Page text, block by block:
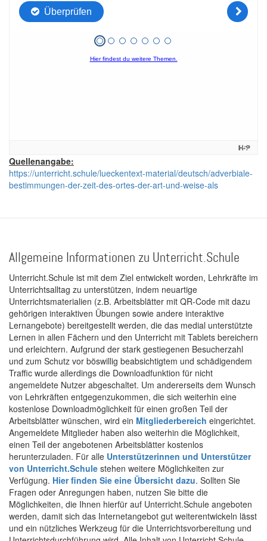
Quellenangabe:
https://unterricht.schule/lueckentext-material/deutsch/adverbiale-
bestimmungen-der-zeit-des-ortes-der-art-und-weise-als
Allgemeine Informationen zu Unterricht.Schule
Unterricht.Schule ist mit dem Ziel entwickelt worden, Lehrkräfte im
Unterrichtsalltag zu unterstützen, indem neuartige
Unterrichtsmaterialien (z.B. Arbeitsblätter mit QR-Code mit dazu
gehörigen interaktiven Übungen sowie andere interaktive
Lernangebote) bereitgestellt werden, die das medial unterstützte
Lernen in allen Fächern und den Unterricht mit Tablets bereichern
und erleichtern. Aufgrund der stark gestiegenen Besucherzahl
und zum Schutz vor böswillig beabsichtigtem und schädigendem
Traffic wurde allerdings die Downloadfunktion für nicht
angemeldete Nutzer abgeschaltet. Um andererseits dem Wunsch
von Lehrkräften entgegenzukommen, die sich weiterhin eine
kostenlose Downloadmöglichkeit für einen großen Teil der
Arbeitsblätter wünschen, wird ein Mitgliederbereich eingerichtet.
Angemeldete Mitglieder haben also weiterhin die Möglichkeit,
einen Teil der angebotenen Arbeitsblätter kostenlos
herunterzuladen. Für alle Unterstützerinnen und Unterstützer
von Unterricht.Schule stehen weitere Möglichkeiten zur
Verfügung. Hier finden Sie eine Übersicht dazu. Sollten Sie
Fragen oder Anregungen haben, nutzen Sie bitte die
Möglichkeiten, die Ihnen hierfür auf Unterricht.Schule angeboten
werden, damit sich das Internetangebot gut weiterentwickeln lässt
und ein nützliches Werkzeug für die Unterrichtsvorbereitung und